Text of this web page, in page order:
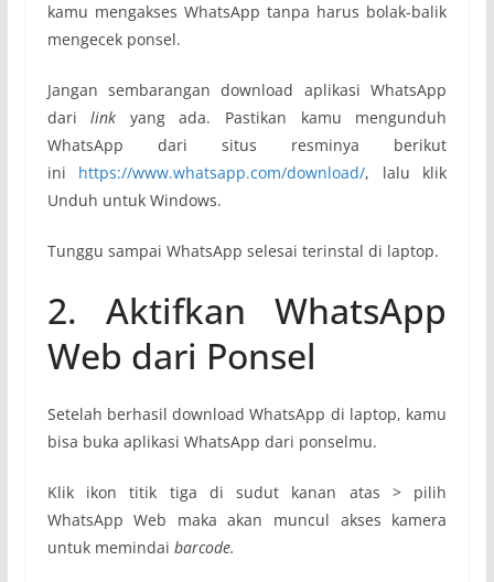
kamu mengakses WhatsApp tanpa harus bolak-balik
mengecek ponsel.
Jangan sembarangan download aplikasi WhatsApp
darilink yang ada. Pastikan kamu mengunduh
WhatsApp dari situs resminya berikut
ini https://www.whatsapp.com/download/, lalu klik
Unduh untuk Windows.
Tunggu sampai WhatsApp selesai terinstal di laptop.
2. Aktifkan WhatsApp
Web dari Ponsel
Setelah berhasil download WhatsApp di laptop, kamu
bisa buka aplikasi WhatsApp dari ponselmu.
Klik ikon titik tiga di sudut kanan atas > pilih
WhatsApp Web maka akan muncul akses kamera
untuk memindai barcode.